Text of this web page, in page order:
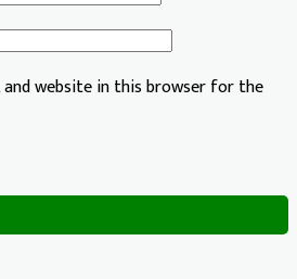
and website in this browser for the